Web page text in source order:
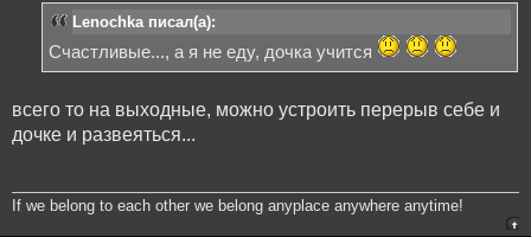
Lenochka писал(а):
Счастливые..., а я не еду, дочка учится
всего то на выходные, можно устроить перерыв себе и
дочке и развеяться...
If we belong to each other we belong anyplace anywhere anytime!